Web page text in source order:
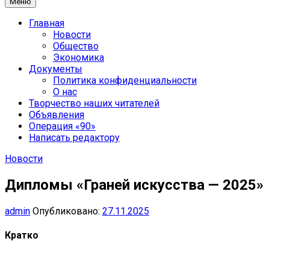
Главная
Новости
Общество
Экономика
Документы
Политика конфиденциальности
О нас
Творчество наших читателей
Объявления
Операция «90»
Написать редактору
Новости
Дипломы «Граней искусства — 2025»
admin Опубликовано: 27.11.2025
Кратко